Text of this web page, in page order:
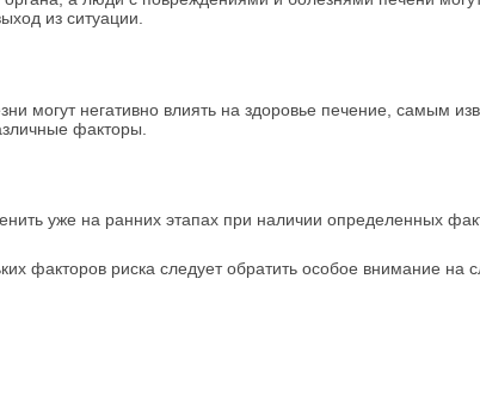
из ситуации.
могут негативно влиять на здоровье печение, самым
факторы.
уже на ранних этапах при наличии определенных
факторов риска следует обратить особое внимание